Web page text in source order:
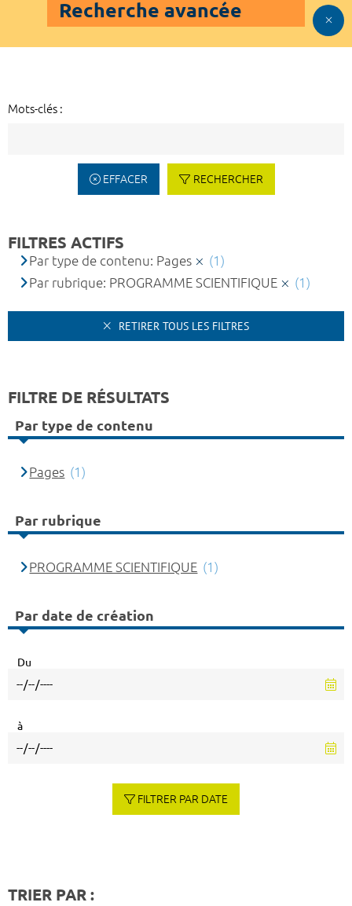
Recherche avancée
Mots-clés :
EFFACER RECHERCHER
FILTRES ACTIFS
Par type de contenu: Pages
(1)
Par rubrique: PROGRAMME SCIENTIFIQUE
(1)
RETIRER TOUS LES FILTRES
FILTRE DE RÉSULTATS
Par type de contenu
Pages (1)
Par rubrique
PROGRAMME SCIENTIFIQUE (1)
Par date de création
Du
à
FILTRER PAR DATE
TRIER PAR :